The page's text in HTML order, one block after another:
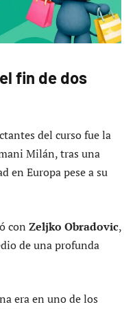
fin de dos
del curso fue la
Milán, tras una
en Europa pese a su
con Zeljko Obradovic,
de una profunda
era en uno de los